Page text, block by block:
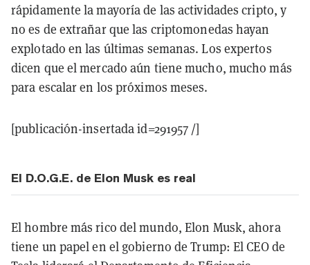
rápidamente la mayoría de las actividades cripto, y
no es de extrañar que las criptomonedas hayan
explotado en las últimas semanas. Los expertos
dicen que el mercado aún tiene mucho, mucho más
para escalar en los próximos meses.
[publicación-insertada id=291957 /]
El D.O.G.E. de Elon Musk es real
El hombre más rico del mundo, Elon Musk, ahora
tiene un papel en el gobierno de Trump: El CEO de